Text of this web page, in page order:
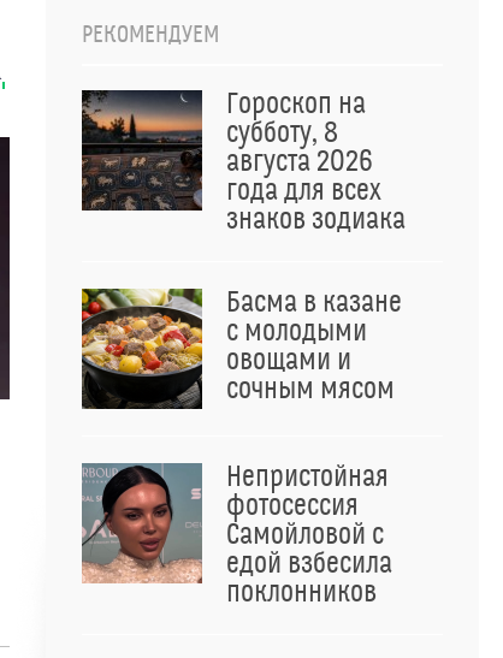
РЕКОМЕНДУЕМ
Гороскоп на
субботу, 8
августа 2026
года для всех
знаков зодиака
Басма в казане
с молодыми
овощами и
сочным мясом
Непристойная
фотосессия
Самойловой с
едой взбесила
поклонников